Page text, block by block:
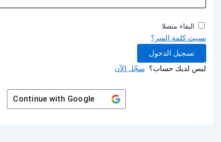
البقاء متصلا
نسيت كلمة السر؟
تسجيل الدخول
ليس لديك حساب؟ سجّل الآن
Continue withGoogle